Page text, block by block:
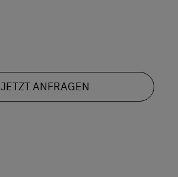
JETZT ANFRAGEN